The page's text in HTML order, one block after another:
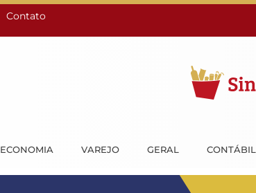
Contato
ECONOMIA VAREJO GERAL CONTÁBIL